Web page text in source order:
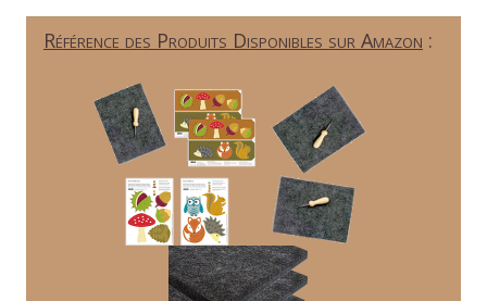
Référence des Produits Disponibles sur Amazon :